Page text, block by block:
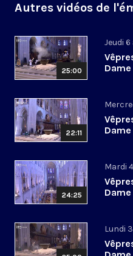
Autres vidéos de
25:00
Jeudi
22:11
24:25
Mardi
Lundi